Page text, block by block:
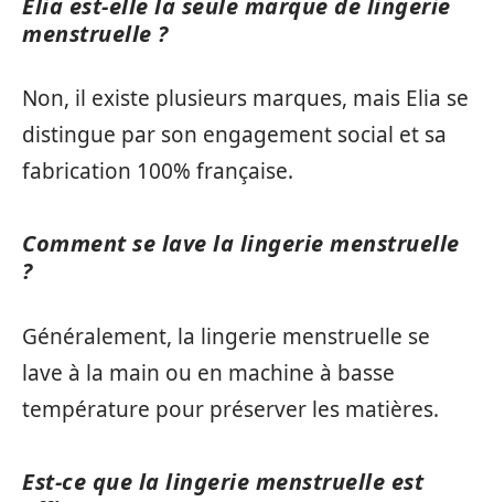
menstruelle ?
Non, il existe plusieurs marques, mais Elia se
distingue par son engagement social et sa
fabrication 100% française.
Comment se lave la lingerie menstruelle
?
Généralement, la lingerie menstruelle se
lave à la main ou en machine à basse
température pour préserver les matières.
Est-ce que la lingerie menstruelle est